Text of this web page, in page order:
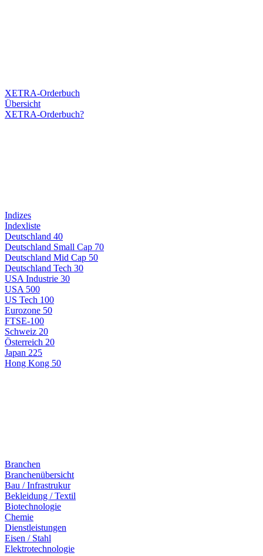
XETRA-Orderbuch
Übersicht
XETRA-Orderbuch?
Indizes
Indexliste
Deutschland 40
Deutschland Small Cap 70
Deutschland Mid Cap 50
Deutschland Tech 30
USA Industrie 30
USA 500
US Tech 100
Eurozone 50
FTSE-100
Schweiz 20
Österreich 20
Japan 225
Hong Kong 50
Branchen
Branchenübersicht
Bau / Infrastrukur
Bekleidung / Textil
Biotechnologie
Chemie
Dienstleistungen
Eisen / Stahl
Elektrotechnologie